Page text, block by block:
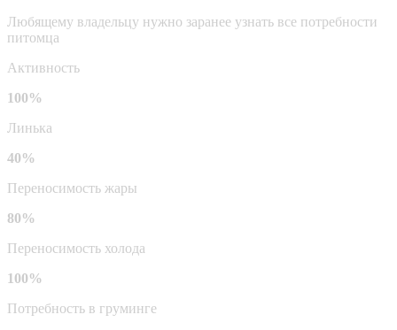
Любящему владельцу нужно заранее узнать все потребности
питомца
Активность
100%
Линька
40%
Переносимость жары
80%
Переносимость холода
100%
Потребность в груминге